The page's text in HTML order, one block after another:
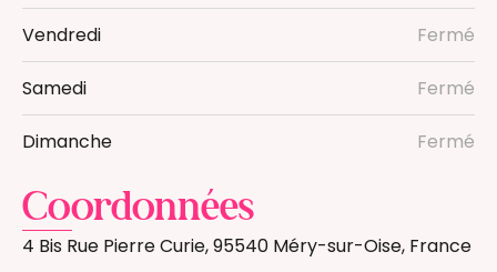
Vendredi Fermé
Samedi Fermé
Dimanche Fermé
Coordonnées
4 Bis Rue Pierre Curie, 95540 Méry-sur-Oise, France